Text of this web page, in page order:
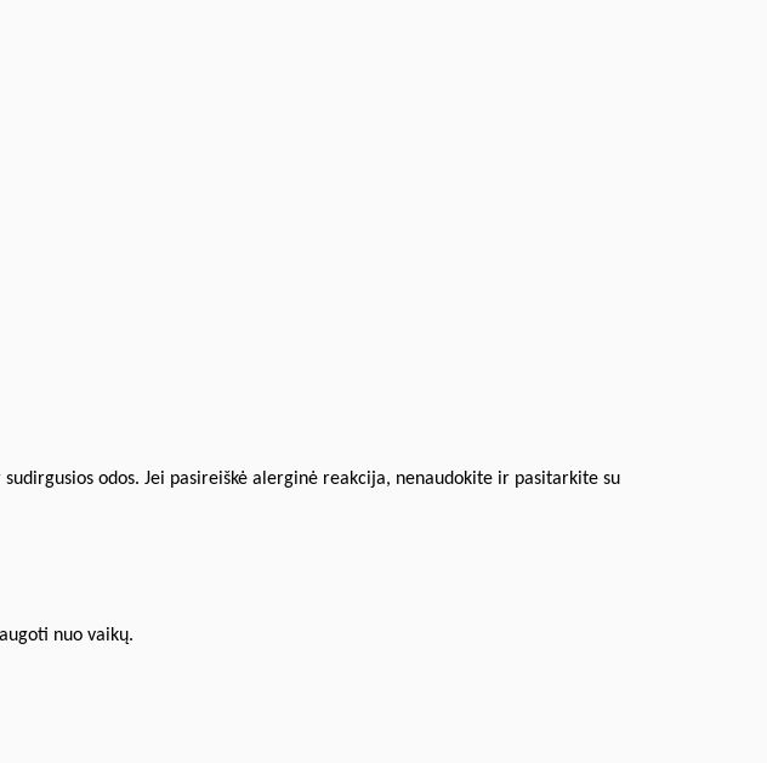
odos. Jei pasireiškė alerginė reakcija, nenaudokite ir pasitarkite su
nuo vaikų.